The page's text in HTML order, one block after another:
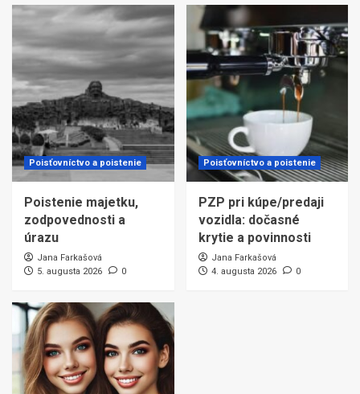
Poisťovníctvo a poistenie
Poistenie majetku,
zodpovednosti a
úrazu
Jana Farkašová
5. augusta 2026
0
Poisťovníctvo a poistenie
PZP pri kúpe/predaji
vozidla: dočasné
krytie a povinnosti
Jana Farkašová
4. augusta 2026
0